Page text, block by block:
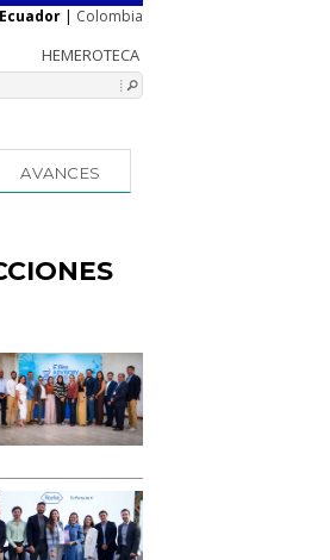
Ecuador | Colombia
AVANCES